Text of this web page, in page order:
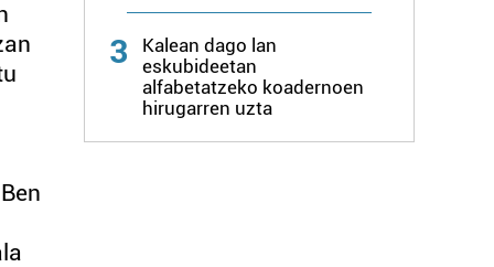
3
Kalean dago lan
eskubideetan
alfabetatzeko koadernoen
hirugarren uzta